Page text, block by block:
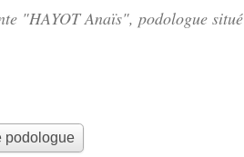
"HAYOT Anaïs", podologue situé
podologue